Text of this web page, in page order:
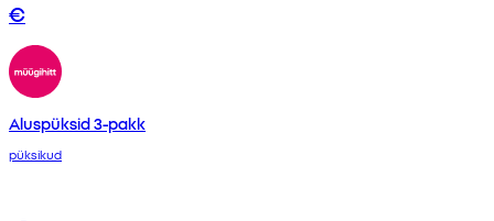
€
Aluspüksid 3-pakk
püksikud